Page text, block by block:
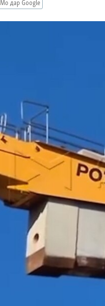
Мо дар Google